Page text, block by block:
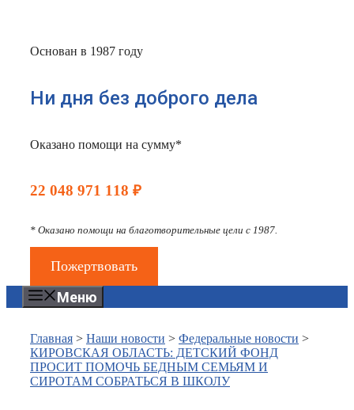
Основан в 1987 году
Ни дня без доброго дела
Оказано помощи на сумму*
22 048 971 118 ₽
* Оказано помощи на благотворительные цели с 1987.
Пожертвовать
Меню
Главная > Наши новости > Федеральные новости >
КИРОВСКАЯ ОБЛАСТЬ: ДЕТСКИЙ ФОНД
ПРОСИТ ПОМОЧЬ БЕДНЫМ СЕМЬЯМ И
СИРОТАМ СОБРАТЬСЯ В ШКОЛУ